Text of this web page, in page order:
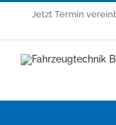
springen
Jetzt Termin